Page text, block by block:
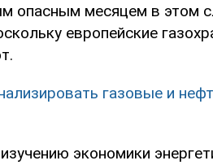
опасным месяцем в этом
европейские
газовые и
экономики